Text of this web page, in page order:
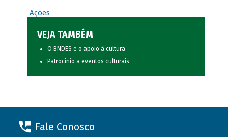
Ações
VEJA TAMBÉM
O BNDES e o apoio à cultura
Patrocínio a eventos culturais
Fale Conosco